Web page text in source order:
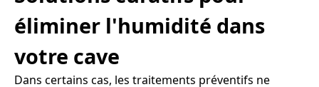
éliminer l'humidité dans
votre cave
Dans certains cas, les traitements préventifs ne